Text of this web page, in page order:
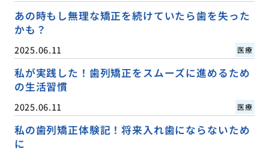
あの時もし無理な矯正を続けていたら歯を失った
かも？
2025.06.11 医療
私が実践した！歯列矯正をスムーズに進めるため
の生活習慣
2025.06.11 医療
私の歯列矯正体験記！将来入れ歯にならないため
に